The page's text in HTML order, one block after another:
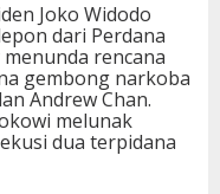
Joko Widodo
dari Perdana
rencana
gembong narkoba
Andrew Chan.
melunak
dua terpidana